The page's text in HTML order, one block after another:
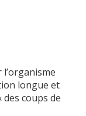
longue et
coups de